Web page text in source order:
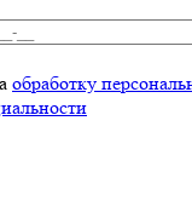
обработку